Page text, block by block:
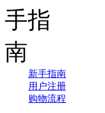
新手指南
用户注册
购物流程